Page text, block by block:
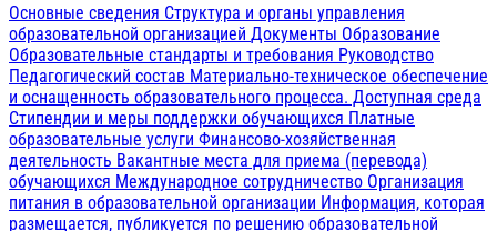
Основные сведения Структура и органы управления
образовательной организацией Документы Образование
Образовательные стандарты и требования Руководство
Педагогический состав Материально-техническое обеспечение
и оснащенность образовательного процесса. Доступная среда
Стипендии и меры поддержки обучающихся Платные
образовательные услуги Финансово-хозяйственная
деятельность Вакантные места для приема (перевода)
обучающихся Международное сотрудничество Организация
питания в образовательной организации Информация, которая
размещается, публикуется по решению образовательной